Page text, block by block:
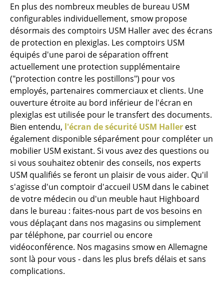
... voir toutes les tables
Rangements
Étagères & Armoires
Bibliothèques
Étagères murales
Buffets & Commodes
Meubles TV
Caissons roulants et Meubles d’appoint
Meubles de bar
Garde-robes
Petits rangements
Pièces détachées
... voir tous les rangements
En plus des nombreux meubles de bureau USM
configurables individuellement, smow propose
désormais des comptoirs USM Haller avec des écrans
de protection en plexiglas. Les comptoirs USM
équipés d'une paroi de séparation offrent
actuellement une protection supplémentaire
("protection contre les postillons") pour vos
employés, partenaires commerciaux et clients. Une
ouverture étroite au bord inférieur de l'écran en
plexiglas est utilisée pour le transfert des documents.
Bien entendu, l'écran de sécurité USM Haller est
également disponible séparément pour compléter un
mobilier USM existant. Si vous avez des questions ou
si vous souhaitez obtenir des conseils, nos experts
USM qualifiés se feront un plaisir de vous aider. Qu'il
s'agisse d'un comptoir d'accueil USM dans le cabinet
de votre médecin ou d'un meuble haut Highboard
dans le bureau : faites-nous part de vos besoins en
vous déplaçant dans nos magasins ou simplement
par téléphone, par courriel ou encore
vidéoconférence. Nos magasins smow en Allemagne
sont là pour vous - dans les plus brefs délais et sans
complications.